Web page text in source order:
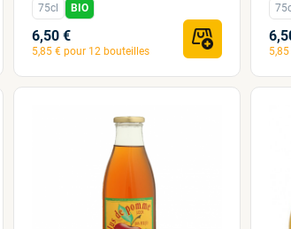
75cl BIO
6,50 €
5,85 € pour 12 bouteilles